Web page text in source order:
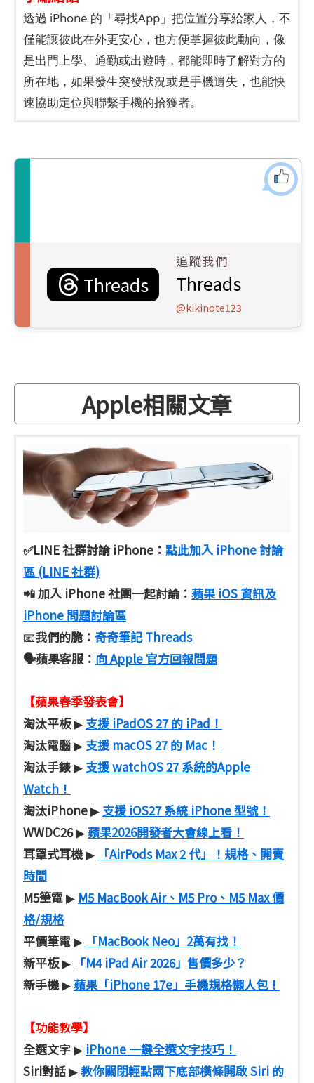
透過 iPhone 的「尋找App」把位置分享給家人，不
僅能讓彼此在外更安心，也方便掌握彼此動向，像
是出門上學、通勤或出遊時，都能即時了解對方的
所在地，如果發生突發狀況或是手機遺失，也能快
速協助定位與聯繫手機的拾獲者。
Threads
追蹤我們
Threads
@kikinote123
Apple相關文章
✅LINE 社群討論 iPhone： 點此加入 iPhone 討論
區 (LINE 社群)
📲 加入 iPhone 社團一起討論： 蘋果 iOS 資訊及
iPhone 問題討論區
📧我們的脆： 奇奇筆記 Threads
🗣️蘋果客服： 向 Apple 官方回報問題
【蘋果春季發表會】
淘汰平板▶支援 iPadOS 27 的 iPad！
淘汰電腦▶支援 macOS 27 的 Mac！
淘汰手錶▶支援 watchOS 27 系統的Apple
Watch！
淘汰iPhone▶支援 iOS27 系統 iPhone 型號！
WWDC26▶蘋果2026開發者大會線上看！
耳罩式耳機▶
「AirPods Max 2 代」！規格、開賣
時間
M5筆電▶ M5 MacBook Air、M5 Pro、M5 Max 價
格/規格
平價筆電▶
「MacBook Neo」2萬有找！
新平板▶
「M4 iPad Air 2026」售價多少？
新手機▶蘋果「iPhone 17e」手機規格懶人包！
【功能教學】
全選文字▶ iPhone 一鍵全選文字技巧！
Siri對話▶教你關閉輕點兩下底部橫條開啟 Siri 的